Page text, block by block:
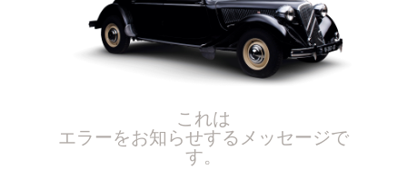
これは
エラーをお知らせするメッセージで
す。